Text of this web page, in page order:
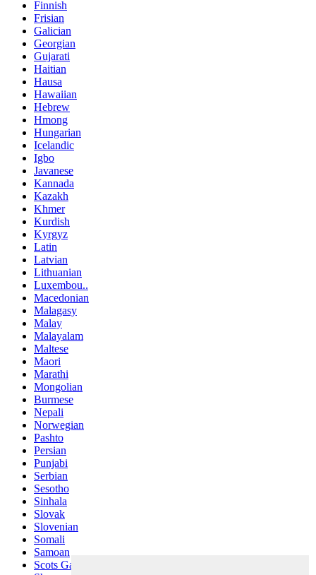
Finnish
Frisian
Galician
Georgian
Gujarati
Haitian
Hausa
Hawaiian
Hebrew
Hmong
Hungarian
Icelandic
Igbo
Javanese
Kannada
Kazakh
Khmer
Kurdish
Kyrgyz
Latin
Latvian
Lithuanian
Luxembou..
Macedonian
Malagasy
Malay
Malayalam
Maltese
Maori
Marathi
Mongolian
Burmese
Nepali
Norwegian
Pashto
Persian
Punjabi
Serbian
Sesotho
Sinhala
Slovak
Slovenian
Somali
Samoan
Scots Gaelic